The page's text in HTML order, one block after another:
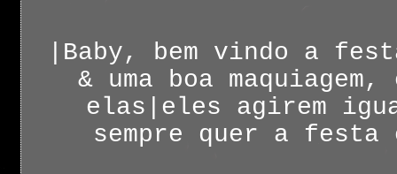
|Baby, bem vindo a
& uma boa
elas|eles agirem
sempre quer a